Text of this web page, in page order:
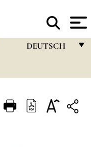
DEUTSCH
ITALIANO